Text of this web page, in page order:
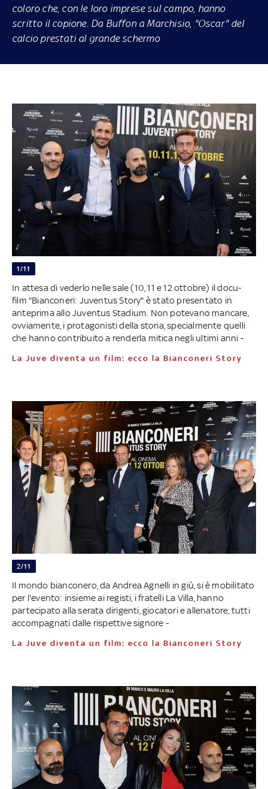
coloro che, con le loro imprese sul campo, hanno
scritto il copione. Da Buffon a Marchisio, "Oscar" del
calcio prestati al grande schermo
1/11
In attesa di vederlo nelle sale (10, 11 e 12 ottobre) il docu-
film "Bianconeri: Juventus Story" è stato presentato in
anteprima allo Juventus Stadium. Non potevano mancare,
ovviamente, i protagonisti della storia, specialmente quelli
che hanno contribuito a renderla mitica negli ultimi anni -
La Juve diventa un film: ecco la Bianconeri Story
2/11
Il mondo bianconero, da Andrea Agnelli in giù, si è mobilitato
per l'evento: insieme ai registi, i fratelli La Villa, hanno
partecipato alla serata dirigenti, giocatori e allenatore, tutti
accompagnati dalle rispettive signore -
La Juve diventa un film: ecco la Bianconeri Story